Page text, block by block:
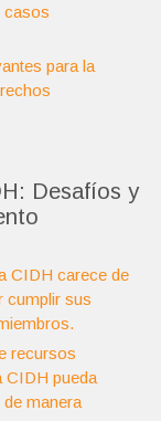
casos
para la
Desafíos y
CIDH carece de
cumplir sus
recursos
CIDH pueda
manera